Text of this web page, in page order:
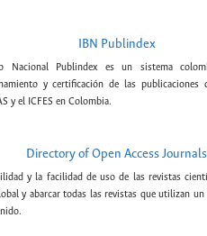
IBN Publindex
Nacional Publindex es un sistema
y certificación de las publicaciones
y el ICFES en Colombia.
Directory of Open Access Journals
y la facilidad de uso de las revistas
y abarcar todas las revistas que utilizan